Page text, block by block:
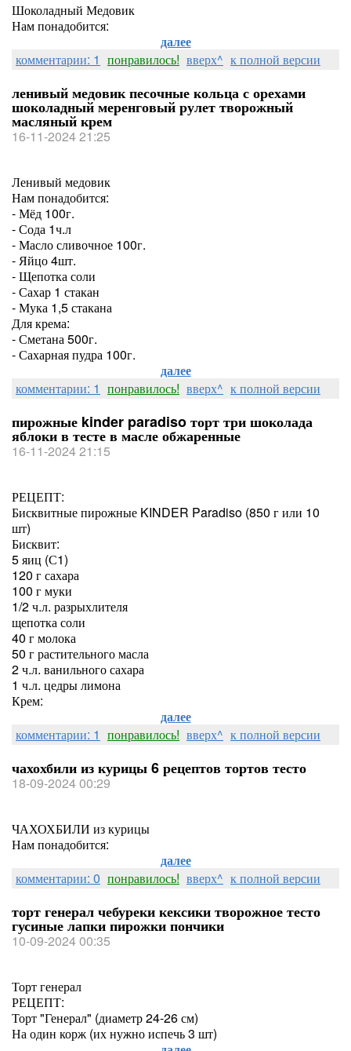
Шоколадный Медовик
Нам понадобится:
далее
комментарии: 1 понравилось! вверх^ к полной версии
ленивый медовик песочные кольца с орехами
шоколадный меренговый рулет творожный
масляный крем
16-11-2024 21:25
Ленивый медовик
Нам понадобится:
- Мёд 100г.
- Сода 1ч.л
- Масло сливочное 100г.
- Яйцо 4шт.
- Щепотка соли
- Сахар 1 стакан
- Мука 1,5 стакана
Для крема:
- Сметана 500г.
- Сахарная пудра 100г.
далее
комментарии: 1 понравилось! вверх^ к полной версии
пирожные kinder paradiso торт три шоколада
яблоки в тесте в масле обжаренные
16-11-2024 21:15
РЕЦЕПТ:
Бисквитные пирожные KINDER Paradiso (850 г или 10
шт)
Бисквит:
5 яиц (С1)
120 г сахара
100 г муки
1/2 ч.л. разрыхлителя
щепотка соли
40 г молока
50 г растительного масла
2 ч.л. ванильного сахара
1 ч.л. цедры лимона
Крем:
далее
комментарии: 1 понравилось! вверх^ к полной версии
чахохбили из курицы 6 рецептов тортов тесто
18-09-2024 00:29
ЧАХОХБИЛИ из курицы
Нам понадобится:
далее
комментарии: 0 понравилось! вверх^ к полной версии
торт генерал чебуреки кексики творожное тесто
гусиные лапки пирожки пончики
10-09-2024 00:35
Торт генерал
РЕЦЕПТ:
Торт "Генерал" (диаметр 24-26 см)
На один корж (их нужно испечь 3 шт)